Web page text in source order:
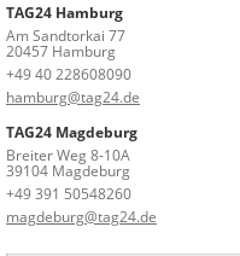
TAG24 Hamburg
Am Sandtorkai 77
20457 Hamburg
+49 40 228608090
hamburg@tag24.de
TAG24 Magdeburg
Breiter Weg 8-10A
39104 Magdeburg
+49 391 50548260
magdeburg@tag24.de